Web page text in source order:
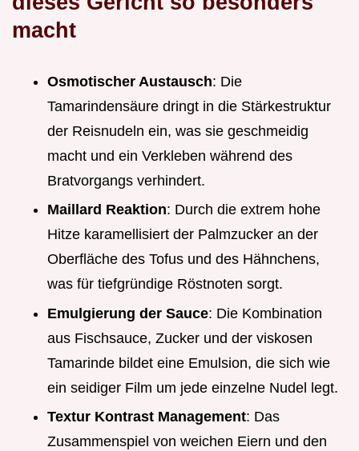
macht
Osmotischer Austausch: Die
Tamarindensäure dringt in die Stärkestruktur
der Reisnudeln ein, was sie geschmeidig
macht und ein Verkleben während des
Bratvorgangs verhindert.
Maillard Reaktion: Durch die extrem hohe
Hitze karamellisiert der Palmzucker an der
Oberfläche des Tofus und des Hähnchens,
was für tiefgründige Röstnoten sorgt.
Emulgierung der Sauce: Die Kombination
aus Fischsauce, Zucker und der viskosen
Tamarinde bildet eine Emulsion, die sich wie
ein seidiger Film um jede einzelne Nudel legt.
Textur Kontrast Management: Das
Zusammenspiel von weichen Eiern und den